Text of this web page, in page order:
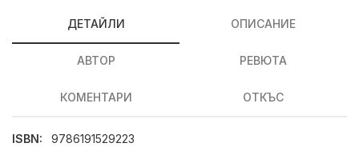
ДЕТАЙЛИ ОПИСАНИЕ
АВТОР РЕВЮТА
КОМЕНТАРИ ОТКЪС
ISBN:
9786191529223